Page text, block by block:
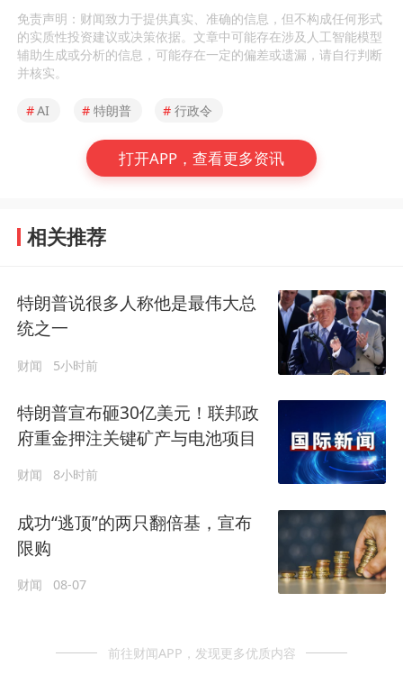
免责声明：财闻致力于提供真实、准确的信息，但不构成任何形式
的实质性投资建议或决策依据。文章中可能存在涉及人工智能模型
辅助生成或分析的信息，可能存在一定的偏差或遗漏，请自行判断
并核实。
#AI # 特朗普 # 行政令
打开APP，查看更多资讯
相关推荐
特朗普说很多人称他是最伟大总
统之一
财闻 5小时前
特朗普宣布砸30亿美元！联邦政
府重金押注关键矿产与电池项目
财闻 8小时前
成功“逃顶”的两只翻倍基，宣布
限购
财闻 08-07
前往财闻APP，发现更多优质内容